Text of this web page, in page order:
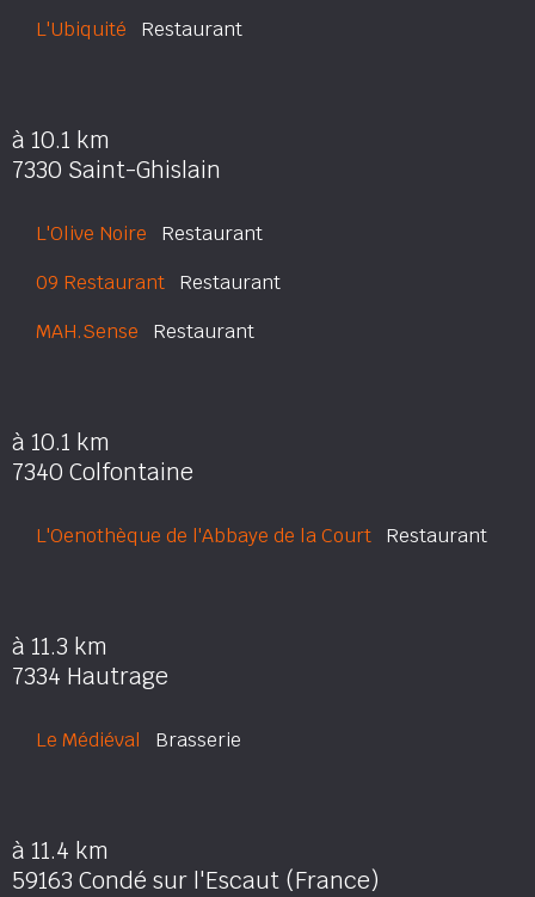
L'Ubiquité Restaurant
à 10.1 km
7330 Saint-Ghislain
L'Olive Noire Restaurant
09 Restaurant Restaurant
MAH.Sense Restaurant
à 10.1 km
7340 Colfontaine
L'Oenothèque de l'Abbaye de la Court Restaurant
à 11.3 km
7334 Hautrage
Le Médiéval Brasserie
à 11.4 km
59163 Condé sur l'Escaut (France)